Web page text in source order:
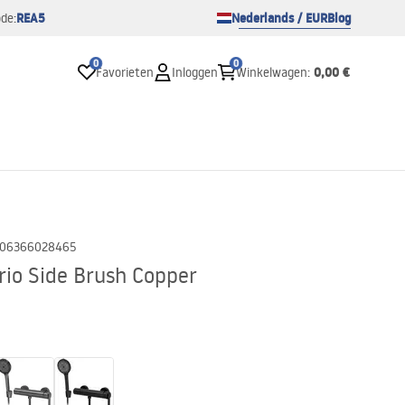
REA5 Nederlands / EURBlog
0
Favorieten Inloggen
0
Winkelwagen: 0,00 €
Side Brush Copper